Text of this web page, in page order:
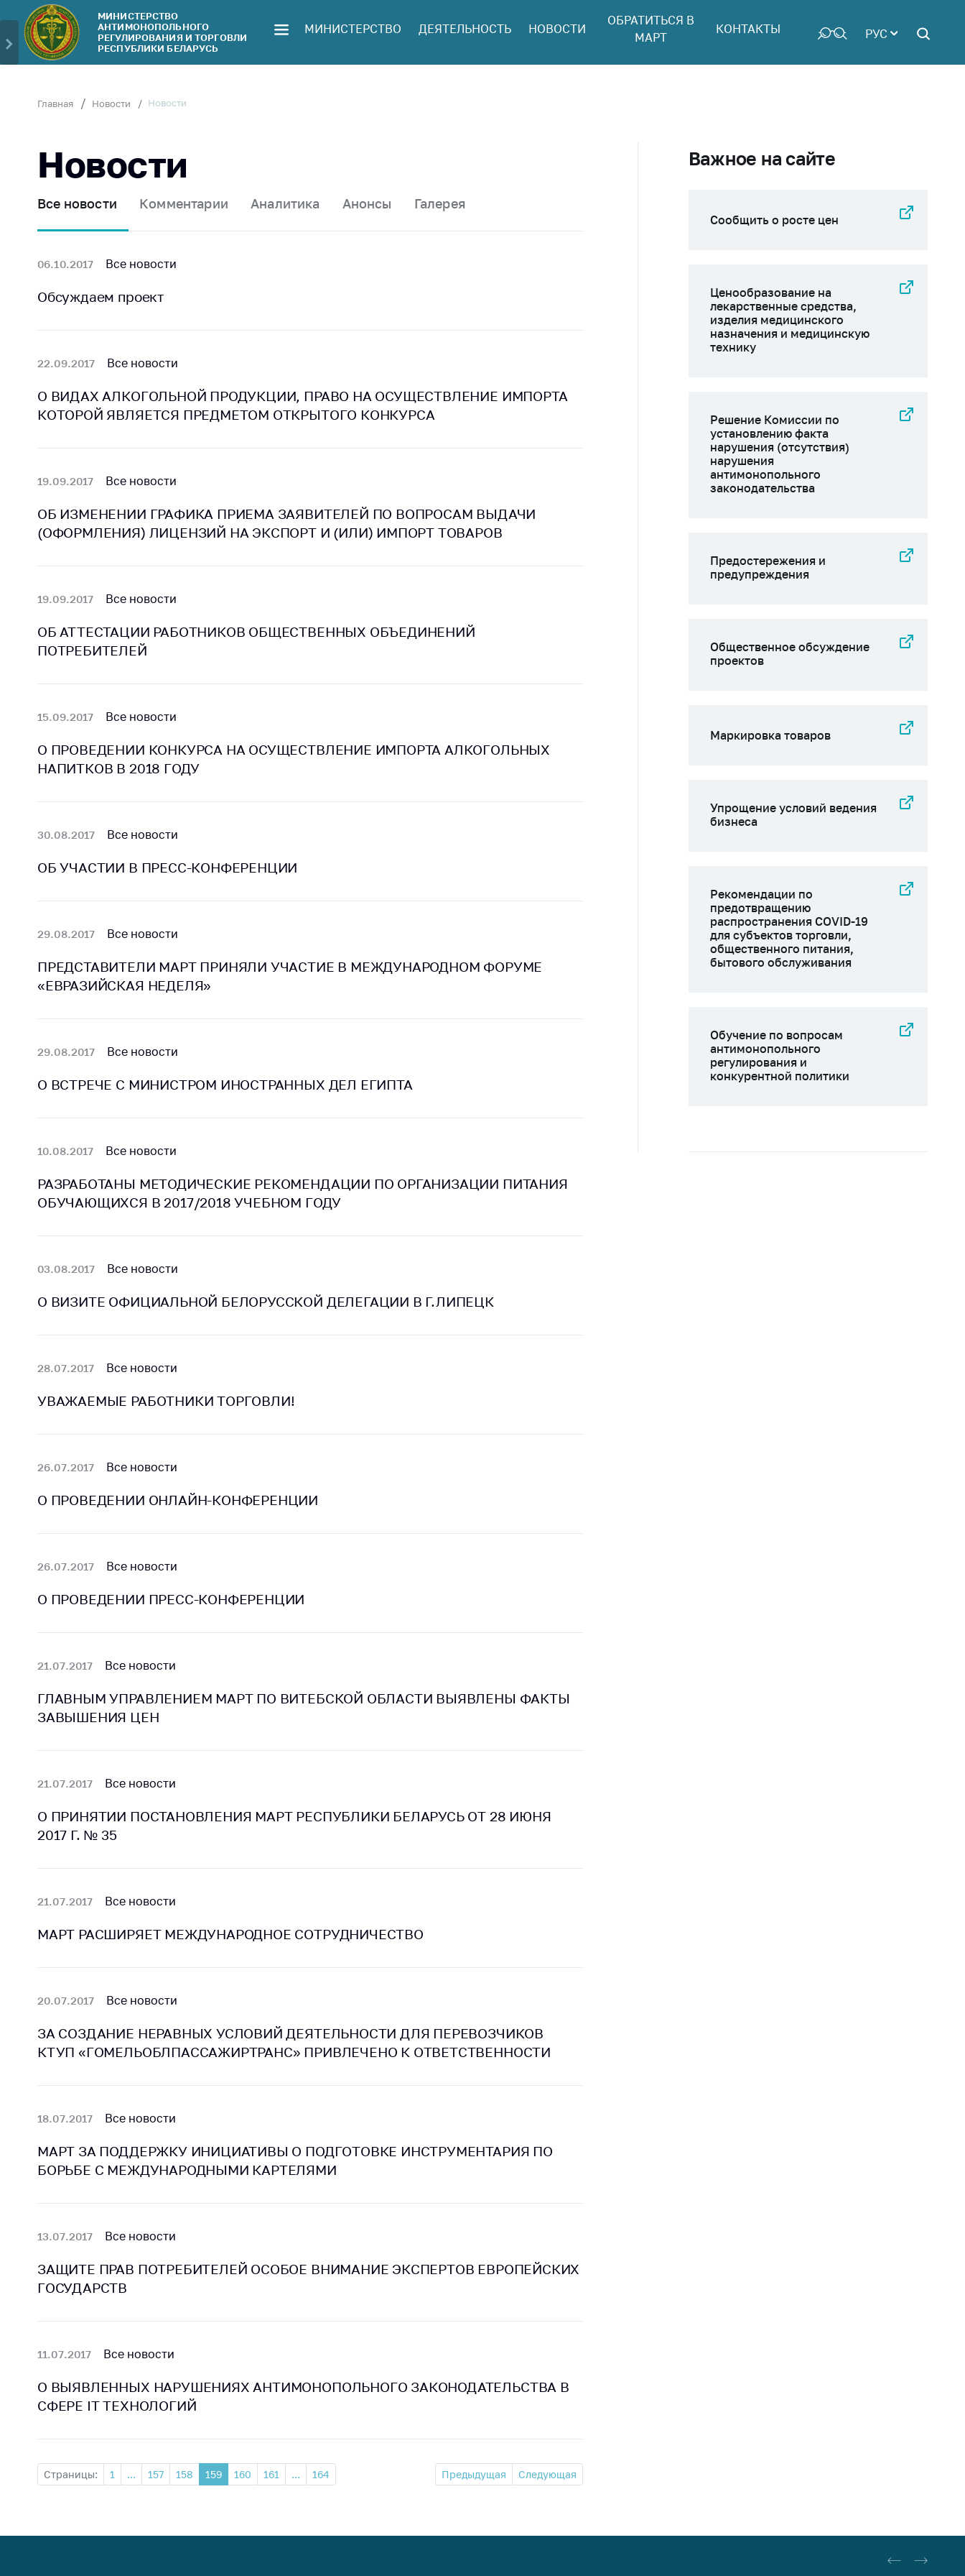
Министерство
Руководство
Министерства
Законодательство
Антикоррупционная
деятельность
консультативный
совет
Соискателям
универсальная
товарная биржа
Общественная
геральдические
символы
Ценовая политика
Антимонопольное
регулирование и
Регулирование и
Защита прав
потребителей
деятельности
Международное
сотрудничество
регулирования
Биржевая торговля
Выставочная
персональных
данных
Обратиться в МАРТ
Личный прием
Сообщить о росте
Приемная
Министра
государственный
орган
Ценообразование
на лекарственные
Решение Комиссии
по установлению
Предостережения
Маркировка
предотвращению
питания, бытового
обслуживания
политики
МИНИСТЕРСТВО
АНТИМОНОПОЛЬНОГО
РЕГУЛИРОВАНИЯ И ТОРГОВЛИ
РЕСПУБЛИКИ БЕЛАРУСЬ
МИНИСТЕРСТВО ДЕЯТЕЛЬНОСТЬ НОВОСТИ
ОБРАТИТЬСЯ В
МАРТ
КОНТАКТЫ РУС
Главная Новости Новости
Новости
Все новости Комментарии Аналитика Анонсы Галерея
06.10.2017 Все новости
Обсуждаем проект
22.09.2017 Все новости
О ВИДАХ АЛКОГОЛЬНОЙ ПРОДУКЦИИ, ПРАВО НА ОСУЩЕСТВЛЕНИЕ ИМПОРТА
КОТОРОЙ ЯВЛЯЕТСЯ ПРЕДМЕТОМ ОТКРЫТОГО КОНКУРСА
19.09.2017 Все новости
ОБ ИЗМЕНЕНИИ ГРАФИКА ПРИЕМА ЗАЯВИТЕЛЕЙ ПО ВОПРОСАМ ВЫДАЧИ
(ОФОРМЛЕНИЯ) ЛИЦЕНЗИЙ НА ЭКСПОРТ И (ИЛИ) ИМПОРТ ТОВАРОВ
19.09.2017 Все новости
ОБ АТТЕСТАЦИИ РАБОТНИКОВ ОБЩЕСТВЕННЫХ ОБЪЕДИНЕНИЙ
ПОТРЕБИТЕЛЕЙ
15.09.2017 Все новости
О ПРОВЕДЕНИИ КОНКУРСА НА ОСУЩЕСТВЛЕНИЕ ИМПОРТА АЛКОГОЛЬНЫХ
НАПИТКОВ В 2018 ГОДУ
30.08.2017 Все новости
ОБ УЧАСТИИ В ПРЕСС-КОНФЕРЕНЦИИ
29.08.2017 Все новости
ПРЕДСТАВИТЕЛИ МАРТ ПРИНЯЛИ УЧАСТИЕ В МЕЖДУНАРОДНОМ ФОРУМЕ
«ЕВРАЗИЙСКАЯ НЕДЕЛЯ»
29.08.2017 Все новости
О ВСТРЕЧЕ С МИНИСТРОМ ИНОСТРАННЫХ ДЕЛ ЕГИПТА
10.08.2017 Все новости
РАЗРАБОТАНЫ МЕТОДИЧЕСКИЕ РЕКОМЕНДАЦИИ ПО ОРГАНИЗАЦИИ ПИТАНИЯ
ОБУЧАЮЩИХСЯ В 2017/2018 УЧЕБНОМ ГОДУ
03.08.2017 Все новости
О ВИЗИТЕ ОФИЦИАЛЬНОЙ БЕЛОРУССКОЙ ДЕЛЕГАЦИИ В Г.ЛИПЕЦК
28.07.2017 Все новости
УВАЖАЕМЫЕ РАБОТНИКИ ТОРГОВЛИ!
26.07.2017 Все новости
О ПРОВЕДЕНИИ ОНЛАЙН-КОНФЕРЕНЦИИ
26.07.2017 Все новости
О ПРОВЕДЕНИИ ПРЕСС-КОНФЕРЕНЦИИ
21.07.2017 Все новости
ГЛАВНЫМ УПРАВЛЕНИЕМ МАРТ ПО ВИТЕБСКОЙ ОБЛАСТИ ВЫЯВЛЕНЫ ФАКТЫ
ЗАВЫШЕНИЯ ЦЕН
21.07.2017 Все новости
О ПРИНЯТИИ ПОСТАНОВЛЕНИЯ МАРТ РЕСПУБЛИКИ БЕЛАРУСЬ ОТ 28 ИЮНЯ
2017 Г. № 35
21.07.2017 Все новости
МАРТ РАСШИРЯЕТ МЕЖДУНАРОДНОЕ СОТРУДНИЧЕСТВО
20.07.2017 Все новости
ЗА СОЗДАНИЕ НЕРАВНЫХ УСЛОВИЙ ДЕЯТЕЛЬНОСТИ ДЛЯ ПЕРЕВОЗЧИКОВ
КТУП «ГОМЕЛЬОБЛПАССАЖИРТРАНС» ПРИВЛЕЧЕНО К ОТВЕТСТВЕННОСТИ
18.07.2017 Все новости
МАРТ ЗА ПОДДЕРЖКУ ИНИЦИАТИВЫ О ПОДГОТОВКЕ ИНСТРУМЕНТАРИЯ ПО
БОРЬБЕ С МЕЖДУНАРОДНЫМИ КАРТЕЛЯМИ
13.07.2017 Все новости
ЗАЩИТЕ ПРАВ ПОТРЕБИТЕЛЕЙ ОСОБОЕ ВНИМАНИЕ ЭКСПЕРТОВ ЕВРОПЕЙСКИХ
ГОСУДАРСТВ
11.07.2017 Все новости
О ВЫЯВЛЕННЫХ НАРУШЕНИЯХ АНТИМОНОПОЛЬНОГО ЗАКОНОДАТЕЛЬСТВА В
СФЕРЕ IT ТЕХНОЛОГИЙ
Страницы: 1 ... 157 158 159 160 161 ... 164 Предыдущая Следующая
Важное на сайте
Сообщить о росте цен
Ценообразование на
лекарственные средства,
изделия медицинского
назначения и медицинскую
технику
Решение Комиссии по
установлению факта
нарушения (отсутствия)
нарушения
антимонопольного
законодательства
Предостережения и
предупреждения
Общественное обсуждение
проектов
Маркировка товаров
Упрощение условий ведения
бизнеса
Рекомендации по
предотвращению
распространения COVID-19
для субъектов торговли,
общественного питания,
бытового обслуживания
Обучение по вопросам
антимонопольного
регулирования и
конкурентной политики